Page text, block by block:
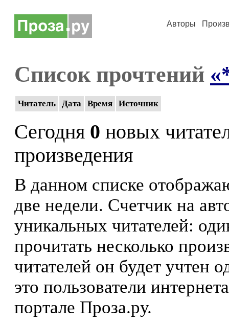
Авторы
Список прочтений
Читатель Дата Время Источник
Сегодня 0 новых
произведения
В данном списке
две недели. Счетчик на
уникальных читателей:
прочитать несколько
читателей он будет учтен
это пользователи
портале Проза.ру.